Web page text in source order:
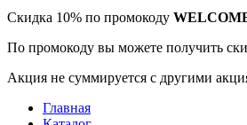
Скидка 10% по промокоду
По промокоду вы можете получить
Акция не суммируется с другими
Главная